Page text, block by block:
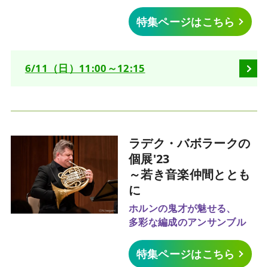
特集ページはこちら
6/11（日）11:00～12:15
ラデク・バボラークの
個展'23
～若き音楽仲間ととも
に
ホルンの鬼才が魅せる、
多彩な編成のアンサンブル
特集ページはこちら